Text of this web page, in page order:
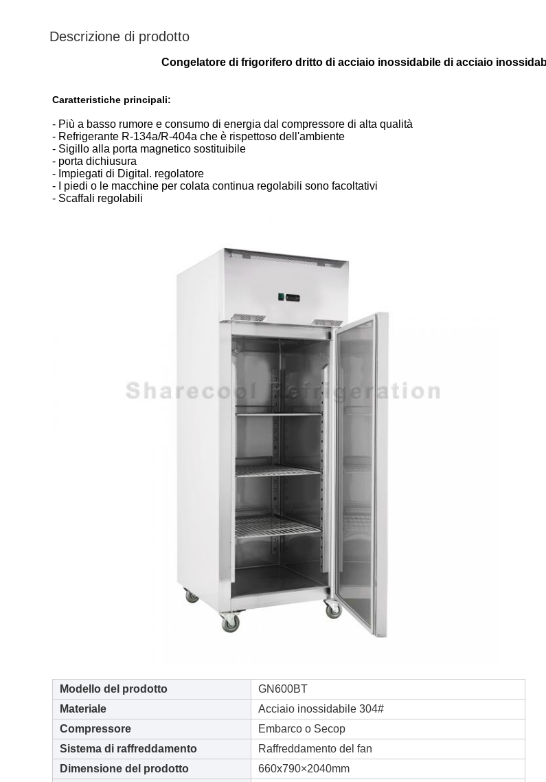
Descrizione di prodotto
Congelatore di frigorifero dritto di acciaio inossidabile di acciaio
Caratteristiche principali:
- Più a basso rumore e consumo di energia dal compressore di alta qualità
- Refrigerante R-134a/R-404a che è rispettoso dell'ambiente
- Sigillo alla porta magnetico sostituibile
- porta dichiusura
- Impiegati di Digital. regolatore
- I piedi o le macchine per colata continua regolabili sono facoltativi
- Scaffali regolabili
Modello del prodotto
GN600BT
Materiale
Acciaio inossidabile 304#
Compressore
Embarco o Secop
Sistema di raffreddamento
Raffreddamento del fan
Dimensione del prodotto
660x790×2040mm